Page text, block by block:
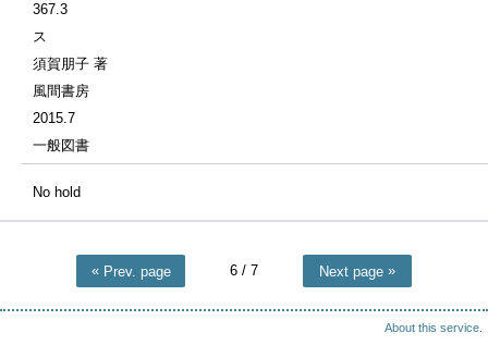
367.3
ス
須賀朋子 著
風間書房
2015.7
一般図書
No hold
Prev. page 6 / 7 Next page
About this service.